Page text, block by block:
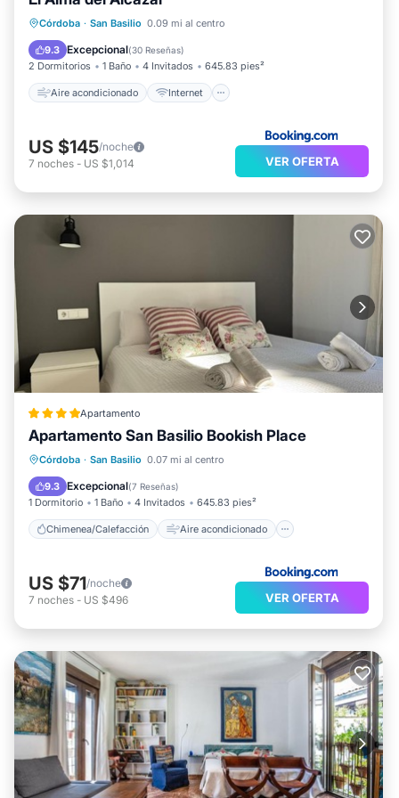
Córdoba · San Basilio 0.09 mi al centro
9.3 Excepcional(30 Reseñas)
2 Dormitorios 1 Baño 4 Invitados 645.83 pies²
Aire acondicionado Internet
Aire acondicionado
Internet
Apto para niños
US $145/noche
7 noches - US $1,014 VER OFERTA
Apartamento
Apartamento San Basilio Bookish Place
Córdoba · San Basilio 0.07 mi al centro
9.3 Excepcional(7 Reseñas)
1 Dormitorio 1 Baño 4 Invitados 645.83 pies²
Chimenea/Calefacción Aire acondicionado
Chimenea/Calefacción
Aire acondicionado
Internet
Apto para niños
US $71/noche
7 noches - US $496 VER OFERTA